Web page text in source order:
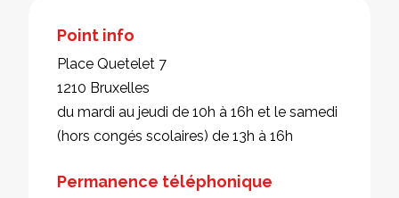
Point info
Place Quetelet 7
1210 Bruxelles
du mardi au jeudi de 10h à 16h et le samedi
(hors congés scolaires) de 13h à 16h
Permanence téléphonique